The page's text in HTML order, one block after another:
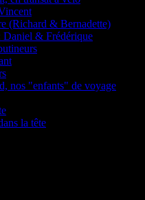
(Richard & Bernadette)
Daniel & Frédérique
nos "enfants" de voyage
la tête